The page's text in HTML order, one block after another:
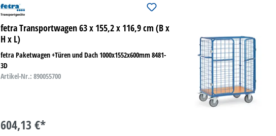
fetra Transportwagen 63 x 155,2 x 116,9 cm (B x
H x L)
fetra Paketwagen +Türen und Dach 1000x1552x600mm 8481-
3D
Artikel-Nr.: 890055700
604,13 €*